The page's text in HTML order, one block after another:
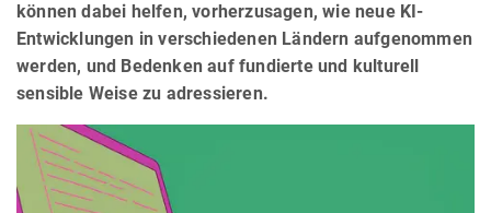
können dabei helfen, vorherzusagen, wie neue KI-
Entwicklungen in verschiedenen Ländern aufgenommen
werden, und Bedenken auf fundierte und kulturell
sensible Weise zu adressieren.